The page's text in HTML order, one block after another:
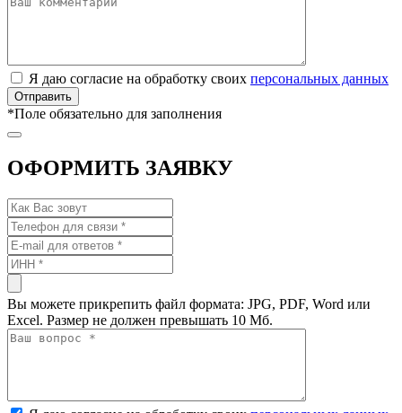
Я даю согласие на обработку своих персональных данных
*Поле обязательно для заполнения
ОФОРМИТЬ ЗАЯВКУ
Вы можете прикрепить файл формата: JPG, PDF, Word или
Excel. Размер не должен превышать 10 Мб.